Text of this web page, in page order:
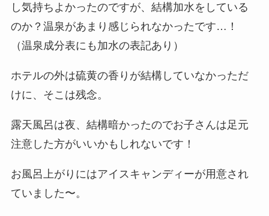
し気持ちよかったのですが、結構加水をしている
のか？温泉があまり感じられなかったです…！
（温泉成分表にも加水の表記あり）
ホテルの外は硫黄の香りが結構していなかっただ
けに、そこは残念。
露天風呂は夜、結構暗かったのでお子さんは足元
注意した方がいいかもしれないです！
お風呂上がりにはアイスキャンディーが用意され
ていました〜。